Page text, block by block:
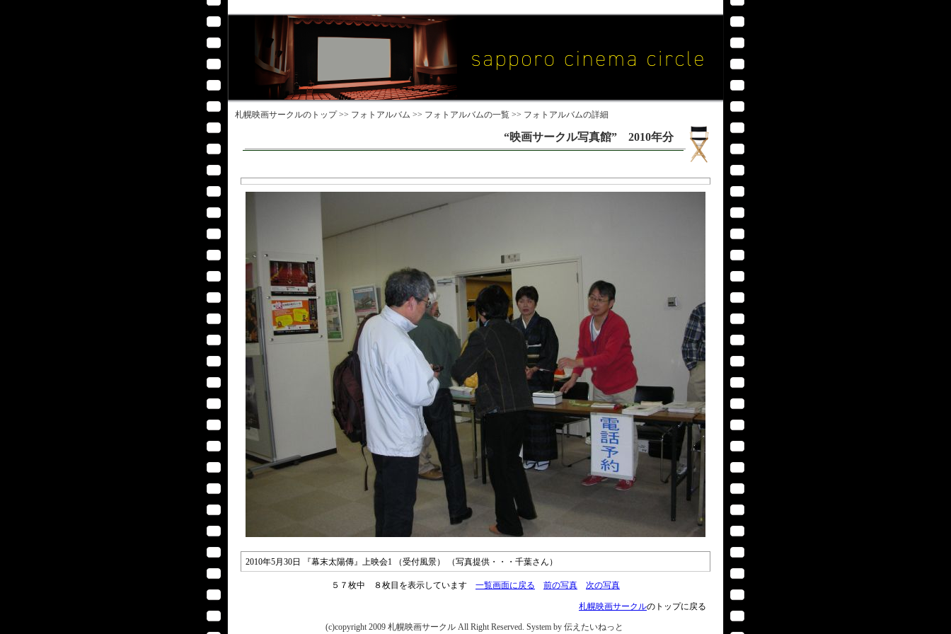
札幌映画サークルのトップ >> フォトアルバム >> フォトアルバムの一覧 >> フォトアルバムの詳細
“映画サークル写真館” 2010年分
2010年5月30日 『幕末太陽傳』上映会1 （受付風景） （写真提供・・・千葉さん）
５７枚中 ８枚目を表示しています 一覧画面に戻る 前の写真 次の写真
札幌映画サークルのトップに戻る
(c)copyright 2009 札幌映画サークル All Right Reserved. System by 伝えたいねっと